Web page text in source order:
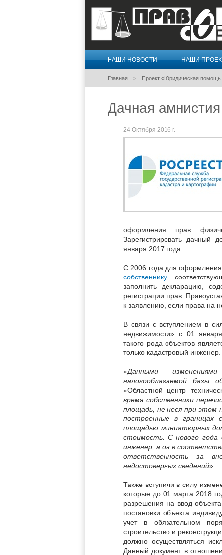
Правосознание
НАШИ НОВОСТИ НАШИ
Главная Проект «Юридическая помощь
Дачная
24 Октября 2016 г.
оформления прав
Зарегистрировать
января 2017 года.
С 2006 года для
собственнику
заполнить декларацию,
регистрации прав.
к заявлению, если права на
В связи с вступлением в
недвижимости» с 01
такого рода объектов
только кадастровый инженер.
«Данными
налогооблагаемой базы
«Областной центр
время собственники
площадь, не неся при этом
построенные в границах
площадью миниатюрных
стоимость. С нового года
инженер, а он в
ответственность за
недостоверных сведений».
Также вступили в силу
которые до 01 марта 2018
разрешения на ввод
постановки объекта
учет в обязательном
строительство и
должно осуществляться
Данный документ в